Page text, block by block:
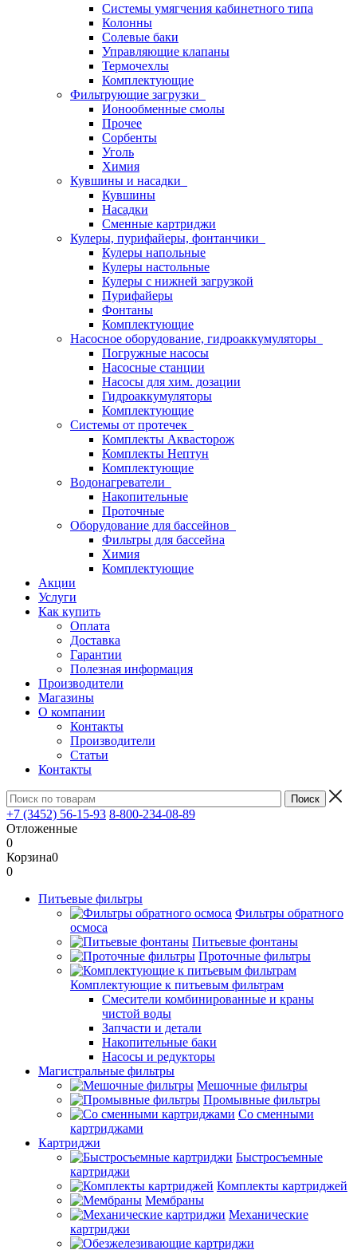
Системы умягчения кабинетного типа
Колонны
Солевые баки
Управляющие клапаны
Термочехлы
Комплектующие
Фильтрующие загрузки
Ионообменные смолы
Прочее
Сорбенты
Уголь
Химия
Кувшины и насадки
Кувшины
Насадки
Сменные картриджи
Кулеры, пурифайеры, фонтанчики
Кулеры напольные
Кулеры настольные
Кулеры с нижней загрузкой
Пурифайеры
Фонтаны
Комплектующие
Насосное оборудование, гидроаккумуляторы
Погружные насосы
Насосные станции
Насосы для хим. дозации
Гидроаккумуляторы
Комплектующие
Системы от протечек
Комплекты Аквасторож
Комплекты Нептун
Комплектующие
Водонагреватели
Накопительные
Проточные
Оборудование для бассейнов
Фильтры для бассейна
Химия
Комплектующие
Акции
Услуги
Как купить
Оплата
Доставка
Гарантии
Полезная информация
Производители
Магазины
О компании
Контакты
Производители
Статьи
Контакты
+7 (3452) 56-15-93 8-800-234-08-89
Отложенные
0
Корзина0
0
Питьевые фильтры
Фильтры обратного
осмоса
Питьевые фонтаны
Проточные фильтры
Комплектующие к питьевым фильтрам
Смесители комбинированные и краны
чистой воды
Запчасти и детали
Накопительные баки
Насосы и редукторы
Магистральные фильтры
Мешочные фильтры
Промывные фильтры
Со сменными
картриджами
Картриджи
Быстросъемные
картриджи
Комплекты картриджей
Мембраны
Механические
картриджи